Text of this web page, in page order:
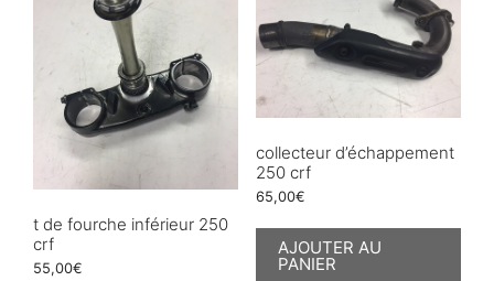
t de fourche inférieur 250
crf
55,00€
collecteur d’échappement
250 crf
65,00€
AJOUTER AU
PANIER